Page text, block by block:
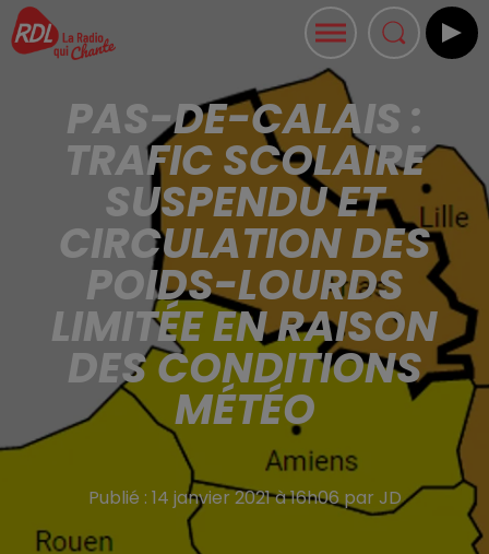
PAS-DE-CALAIS :
TRAFIC SCOLAIRE
SUSPENDU ET
CIRCULATION DES
POIDS-LOURDS
LIMITÉE EN RAISON
DES CONDITIONS
MÉTÉO
Publié : 14 janvier 2021 à 16h06 par JD